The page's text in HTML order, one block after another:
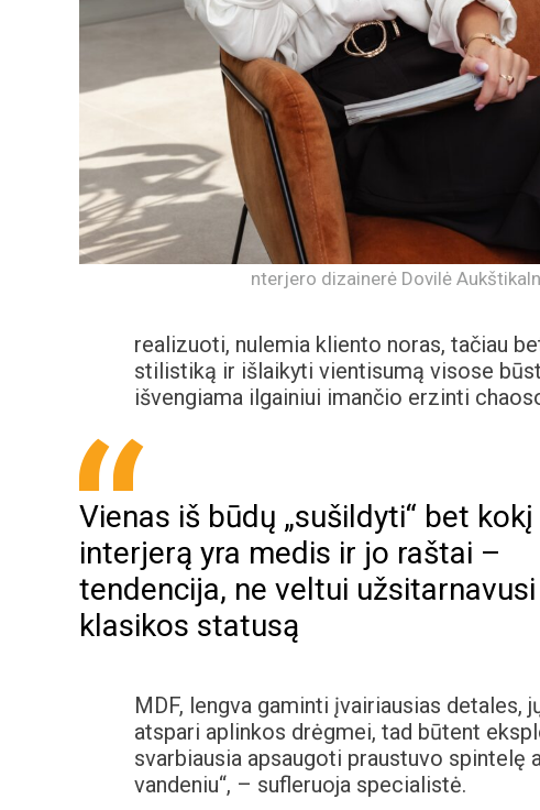
nterjero dizainerė Dovilė
realizuoti, nulemia kliento noras, tačiau
stilistiką ir išlaikyti vientisumą visose
išvengiama ilgainiui imančio erzinti
Vienas iš būdų „sušildyti“ bet kokį
interjerą yra medis ir jo raštai –
tendencija, ne veltui užsitarnavusi
klasikos statusą
MDF, lengva gaminti įvairiausias
atspari aplinkos drėgmei, tad būtent
svarbiausia apsaugoti praustuvo
vandeniu“, – sufleruoja specialistė.